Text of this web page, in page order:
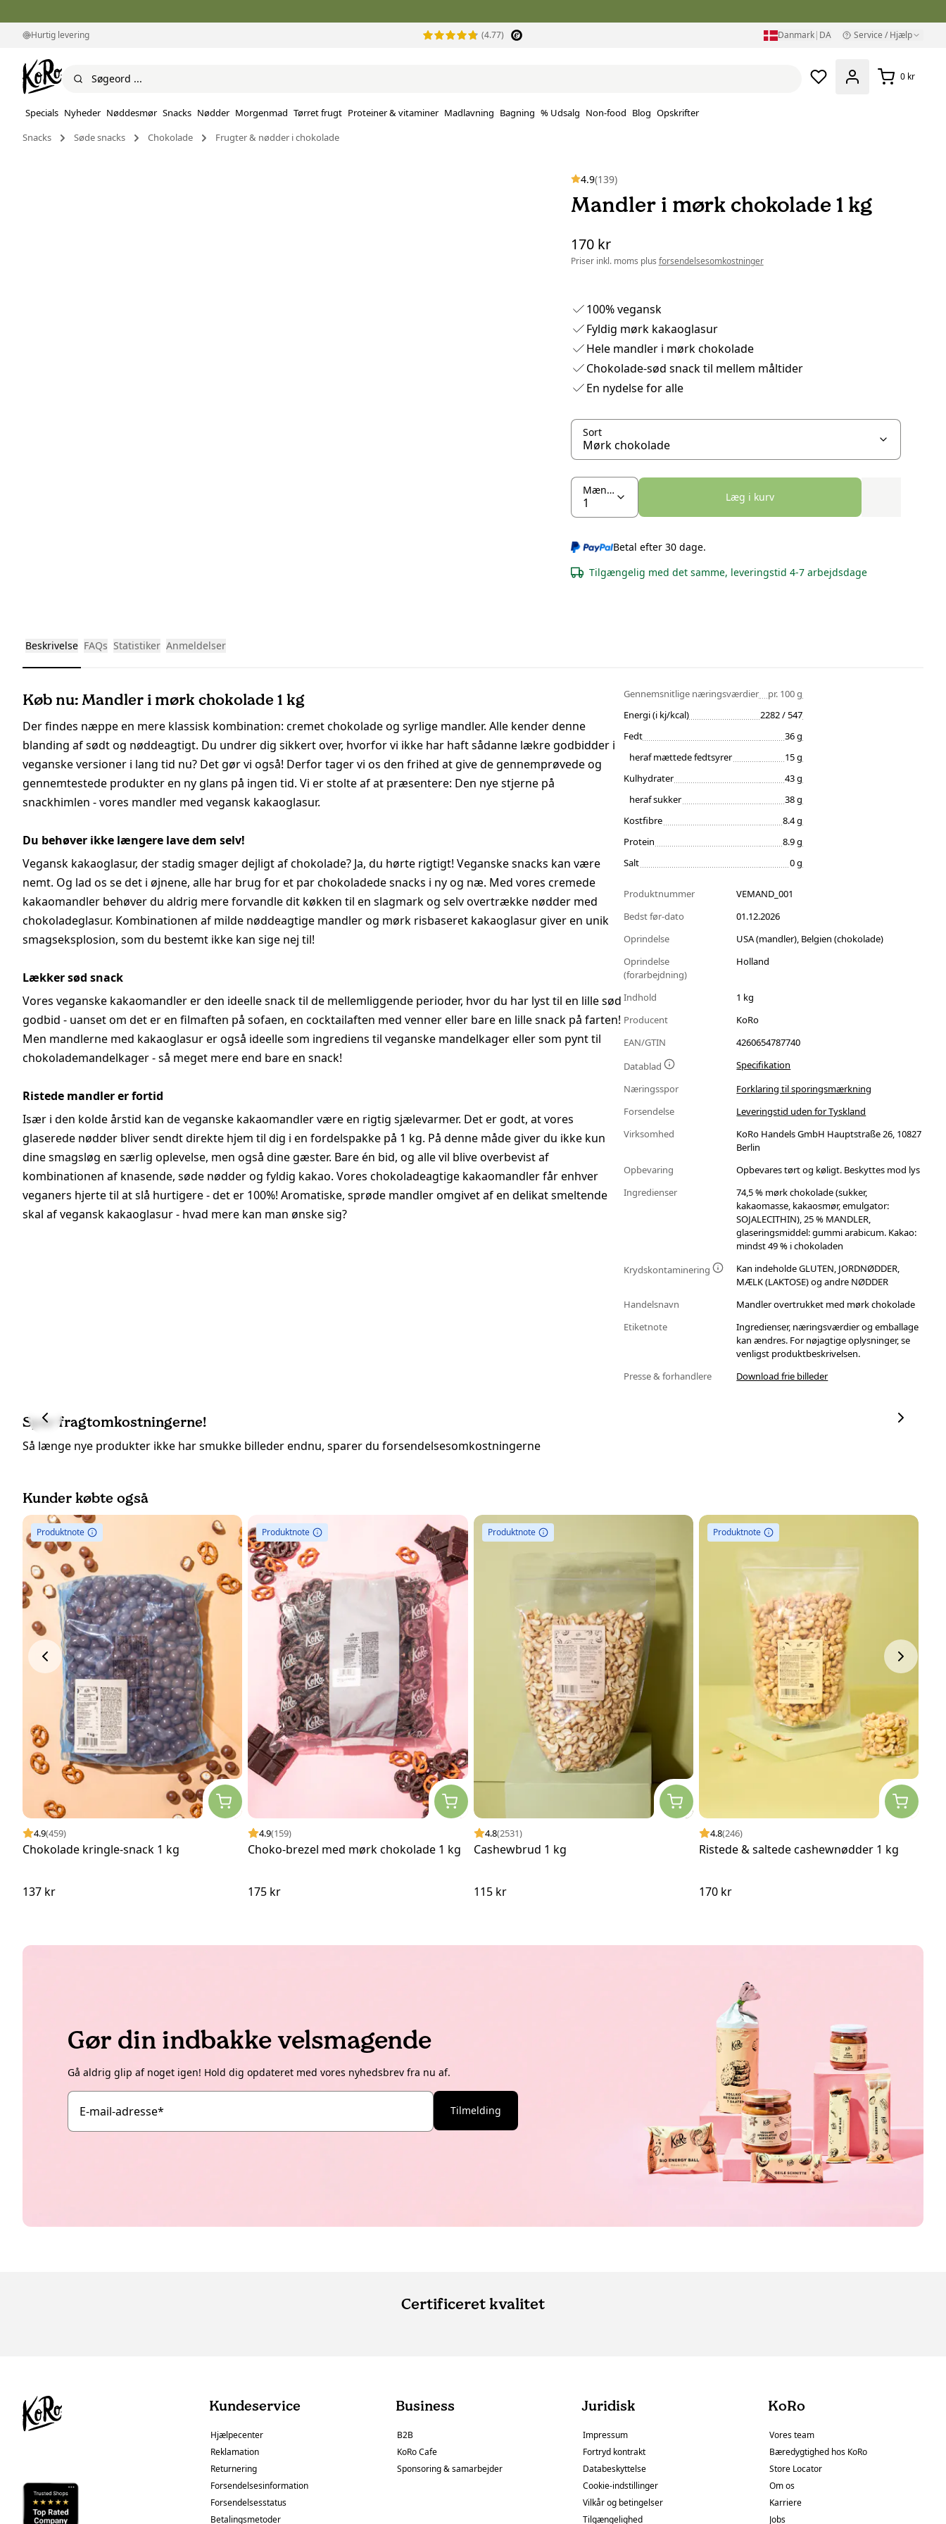
Hurtig levering (4.77) Danmark| DA Service / Hjælp
0 kr
Specials Nyheder Nøddesmør Snacks Nødder Morgenmad Tørret frugt Proteiner & vitaminer Madlavning Bagning % Udsalg Non-food Blog Opskrifter
Snacks
Søde snacks Chokolade Frugter & nødder i chokolade
4.9(139)
Mandler i mørk chokolade 1 kg
170 kr
Priser inkl. moms plus forsendelsesomkostninger
100% vegansk
Fyldig mørk kakaoglasur
Hele mandler i mørk chokolade
Chokolade-sød snack til mellem måltider
En nydelse for alle
Sort
Mængde
Læg i kurv
Betal efter 30 dage.
Tilgængelig med det samme, leveringstid 4-7 arbejdsdage
Beskrivelse FAQs Statistiker Anmeldelser
Køb nu: Mandler i mørk chokolade 1 kg
Der findes næppe en mere klassisk kombination: cremet chokolade og syrlige mandler. Alle kender denne
blanding af sødt og nøddeagtigt. Du undrer dig sikkert over, hvorfor vi ikke har haft sådanne lækre godbidder i
veganske versioner i lang tid nu? Det gør vi også! Derfor tager vi os den frihed at give de gennemprøvede og
gennemtestede produkter en ny glans på ingen tid. Vi er stolte af at præsentere: Den nye stjerne på
snackhimlen - vores mandler med vegansk kakaoglasur.
Du behøver ikke længere lave dem selv!
Vegansk kakaoglasur, der stadig smager dejligt af chokolade? Ja, du hørte rigtigt! Veganske snacks kan være
nemt. Og lad os se det i øjnene, alle har brug for et par chokoladede snacks i ny og næ. Med vores cremede
kakaomandler behøver du aldrig mere forvandle dit køkken til en slagmark og selv overtrække nødder med
chokoladeglasur. Kombinationen af milde nøddeagtige mandler og mørk risbaseret kakaoglasur giver en unik
smagseksplosion, som du bestemt ikke kan sige nej til!
Lækker sød snack
Vores veganske kakaomandler er den ideelle snack til de mellemliggende perioder, hvor du har lyst til en lille sød
godbid - uanset om det er en filmaften på sofaen, en cocktailaften med venner eller bare en lille snack på farten!
Men mandlerne med kakaoglasur er også ideelle som ingrediens til veganske mandelkager eller som pynt til
chokolademandelkager - så meget mere end bare en snack!
Ristede mandler er fortid
Især i den kolde årstid kan de veganske kakaomandler være en rigtig sjælevarmer. Det er godt, at vores
glaserede nødder bliver sendt direkte hjem til dig i en fordelspakke på 1 kg. På denne måde giver du ikke kun
dine smagsløg en særlig oplevelse, men også dine gæster. Bare én bid, og alle vil blive overbevist af
kombinationen af knasende, søde nødder og fyldig kakao. Vores chokoladeagtige kakaomandler får enhver
veganers hjerte til at slå hurtigere - det er 100%! Aromatiske, sprøde mandler omgivet af en delikat smeltende
skal af vegansk kakaoglasur - hvad mere kan man ønske sig?
Gennemsnitlige næringsværdier
pr. 100 g
Energi (i kj/kcal)
2282 / 547
Fedt
36 g
heraf mættede fedtsyrer
15 g
Kulhydrater
43 g
heraf sukker
38 g
Kostfibre
8.4 g
Protein
8.9 g
Salt
0 g
Produktnummer
VEMAND_001
Bedst før-dato
01.12.2026
Oprindelse
USA (mandler), Belgien (chokolade)
Oprindelse
(forarbejdning)
Holland
Indhold
1 kg
Producent
KoRo
EAN/GTIN
4260654787740
Datablad
Specifikation
Næringsspor
Forklaring til sporingsmærkning
Forsendelse
Leveringstid uden for Tyskland
Virksomhed
KoRo Handels GmbH Hauptstraße 26, 10827
Berlin
Opbevaring
Opbevares tørt og køligt. Beskyttes mod lys
Ingredienser
74,5 % mørk chokolade (sukker,
kakaomasse, kakaosmør, emulgator:
SOJALECITHIN), 25 % MANDLER,
glaseringsmiddel: gummi arabicum. Kakao:
mindst 49 % i chokoladen
Krydskontaminering
Kan indeholde GLUTEN, JORDNØDDER,
MÆLK (LAKTOSE) og andre NØDDER
Handelsnavn
Mandler overtrukket med mørk chokolade
Etiketnote
Ingredienser, næringsværdier og emballage
kan ændres. For nøjagtige oplysninger, se
venligst produktbeskrivelsen.
Presse & forhandlere
Download frie billeder
Spar fragtomkostningerne!
Så længe nye produkter ikke har smukke billeder endnu, sparer du forsendelsesomkostningerne
Kunder købte også
Produktnote
4.9(459)
Chokolade kringle-snack 1 kg
137 kr
Produktnote
4.9(159)
Choko-brezel med mørk chokolade 1 kg
175 kr
Produktnote
4.8(2531)
Cashewbrud 1 kg
115 kr
Produktnote
4.8(246)
Ristede & saltede cashewnødder 1 kg
170 kr
Gør din indbakke velsmagende
Gå aldrig glip af noget igen! Hold dig opdateret med vores nyhedsbrev fra nu af.
E-mail-adresse* Tilmelding
Certificeret kvalitet
Kundeservice
Hjælpecenter
Reklamation
Returnering
Forsendelsesinformation
Forsendelsesstatus
Betalingsmetoder
Business
B2B
KoRo Cafe
Sponsoring & samarbejder
Juridisk
Impressum
Fortryd kontrakt
Databeskyttelse
Cookie-indstillinger
Vilkår og betingelser
Tilgængelighed
KoRo
Vores team
Bæredygtighed hos KoRo
Store Locator
Om os
Karriere
Jobs